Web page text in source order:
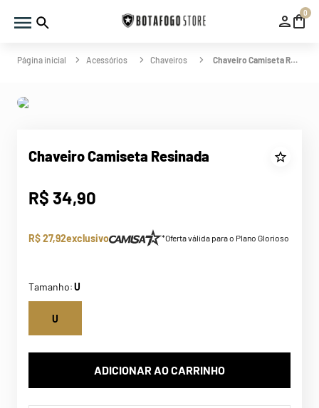
0
Acessórios Chaveiros Chaveiro Camiseta Resinada
Chaveiro Camiseta Resinada
R$ 34,90
R$ 27,92exclusivo *Oferta válida para o Plano Glorioso
Tamanho: U
U
ADICIONAR AO CARRINHO